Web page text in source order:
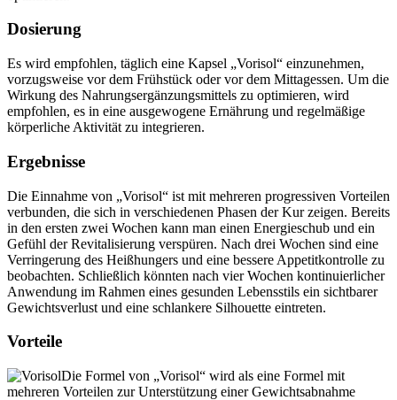
vorzugsweise vor dem Frühstück oder vor dem Mittagessen. Um die
Wirkung des Nahrungsergänzungsmittels zu optimieren, wird
empfohlen, es in eine ausgewogene Ernährung und regelmäßige
körperliche Aktivität zu integrieren.
verbunden, die sich in verschiedenen Phasen der Kur zeigen. Bereits
in den ersten zwei Wochen kann man einen Energieschub und ein
Gefühl der Revitalisierung verspüren. Nach drei Wochen sind eine
Verringerung des Heißhungers und eine bessere Appetitkontrolle zu
beobachten. Schließlich könnten nach vier Wochen kontinuierlicher
Anwendung im Rahmen eines gesunden Lebensstils ein sichtbarer
Gewichtsverlust und eine schlankere Silhouette eintreten.
mehreren Vorteilen zur Unterstützung einer Gewichtsabnahme
präsentiert.